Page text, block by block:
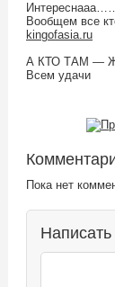
Вообщем все
kingofasia.ru
А КТО ТАМ —
Всем удачи
Пока нет